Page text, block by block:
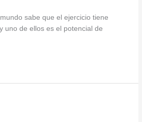
sabe que el ejercicio tiene
uno de ellos es el potencial de